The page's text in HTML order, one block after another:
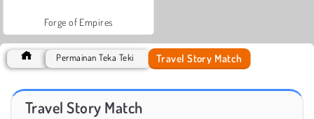
Forge of Empires
Permainan Teka Teki Travel Story Match
Travel Story Match